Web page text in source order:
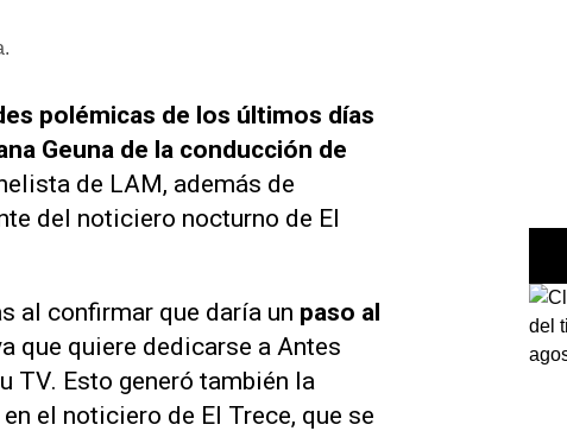
polémicas de los últimos días
Geuna de la conducción de
de LAM, además de
del noticiero nocturno de El
al confirmar que daría un paso al
que quiere dedicarse a Antes
TV. Esto generó también la
el noticiero de El Trece, que se